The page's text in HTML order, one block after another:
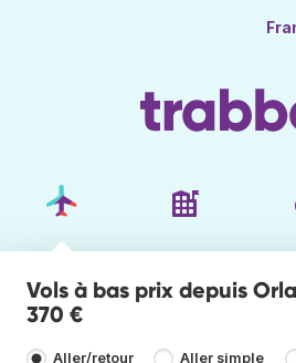
Vols à bas prix depuis
370 €
Aller/retour Aller simple